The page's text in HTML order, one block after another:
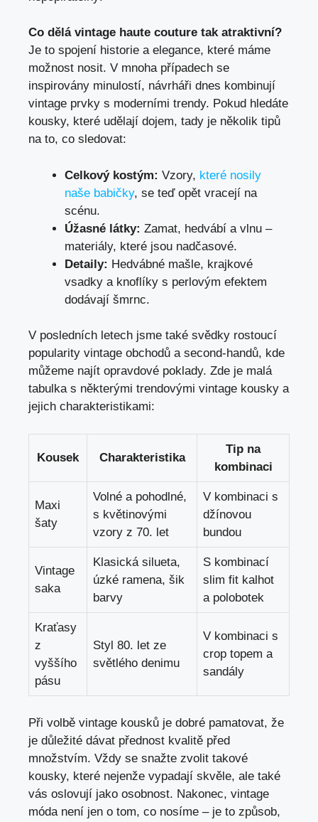
Co dělá vintage haute couture tak⁣ atraktivní?
Je to spojení historie a elegance, které máme
možnost‌ nosit. ⁣V mnoha případech se
inspirovány minulostí, návrháři dnes kombinují
vintage prvky s moderními trendy. Pokud hledáte
kousky, které ‍udělají dojem, tady je⁣ několik tipů
na to, co sledovat:
Celkový kostým: Vzory, které nosily
naše babičky, se teď opět vracejí ⁢na
scénu.
Úžasné látky: ⁣Zamat, ‌hedvábí a vlnu –
materiály, které⁢ jsou nadčasové.
Detaily: Hedvábné mašle, krajkové
vsadky a‍ knoflíky s perlovým efektem
dodávají šmrnc.
V posledních letech jsme také svědky rostoucí
popularity vintage obchodů a second-handů, kde
můžeme najít ‌opravdové poklady. Zde je malá
tabulka s některými trendovými vintage​ kousky a
jejich⁣ charakteristikami:
Kousek Charakteristika
Tip na
kombinaci
Maxi
šaty
Volné a⁢ pohodlné,
s květinovými
vzory z 70. let
V kombinaci s
džínovou
bundou
Vintage
saka
Klasická silueta,
úzké ramena, šik
barvy
S⁢ kombinací
slim fit kalhot
a‍ polobotek
Kraťasy
z
vyššího
pásu
Styl 80. let ze
světlého denimu
V kombinaci s
crop topem‍ a
sandály
Při volbě vintage⁣ kousků je dobré pamatovat, že
je důležité dávat⁢ přednost‍ kvalitě před
množstvím. Vždy se snažte zvolit‍ takové
kousky, které nejenže vypadají skvěle, ale ​také
vás oslovují jako osobnost.⁢ Nakonec,‌ vintage
móda není ⁣jen o tom, co nosíme –‍ je to způsob,